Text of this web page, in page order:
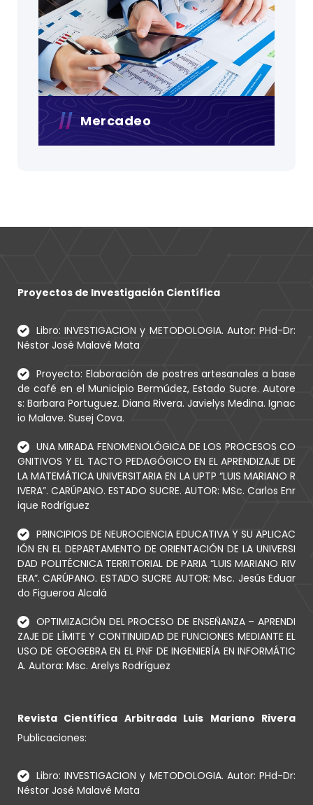
Mercadeo
Proyectos de Investigación Científica
Libro: INVESTIGACION y METODOLOGIA. Autor: PHd-Dr:
Néstor José Malavé Mata
Proyecto: Elaboración de postres artesanales a base
de café en el Municipio Bermúdez, Estado Sucre. Autore
s: Barbara Portuguez. Diana Rivera. Javielys Medina. Ignac
io Malave. Susej Cova.
UNA MIRADA FENOMENOLÓGICA DE LOS PROCESOS CO
GNITIVOS Y EL TACTO PEDAGÓGICO EN EL APRENDIZAJE DE
LA MATEMÁTICA UNIVERSITARIA EN LA UPTP “LUIS MARIANO R
IVERA”. CARÚPANO. ESTADO SUCRE. AUTOR: MSc. Carlos Enr
ique Rodríguez
PRINCIPIOS DE NEUROCIENCIA EDUCATIVA Y SU APLICAC
IÓN EN EL DEPARTAMENTO DE ORIENTACIÓN DE LA UNIVERSI
DAD POLITÉCNICA TERRITORIAL DE PARIA “LUIS MARIANO RIV
ERA”. CARÚPANO. ESTADO SUCRE AUTOR: Msc. Jesús Eduar
do Figueroa Alcalá
OPTIMIZACIÓN DEL PROCESO DE ENSEÑANZA – APRENDI
ZAJE DE LÍMITE Y CONTINUIDAD DE FUNCIONES MEDIANTE EL
USO DE GEOGEBRA EN EL PNF DE INGENIERÍA EN INFORMÁTIC
A. Autora: Msc. Arelys Rodríguez
Revista Científica Arbitrada Luis Mariano Rivera
Publicaciones:
Libro: INVESTIGACION y METODOLOGIA. Autor: PHd-Dr:
Néstor José Malavé Mata